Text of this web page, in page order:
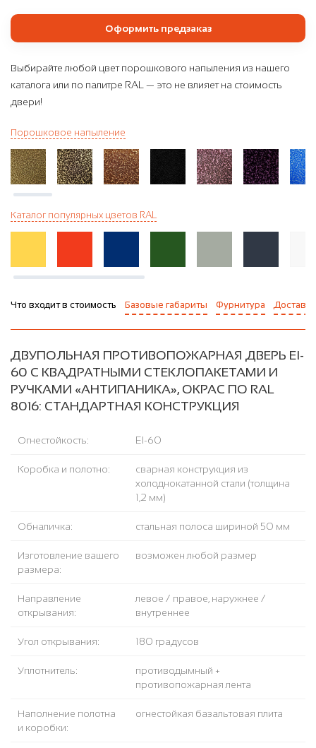
Оформить предзаказ
Выбирайте любой цвет порошкового напыления из нашего
каталога или по палитре RAL — это не влияет на стоимость
двери!
Порошковое напыление
Каталог популярных цветов RAL
Что входит в стоимость Базовые габариты Фурнитура Доставка
ДВУПОЛЬНАЯ ПРОТИВОПОЖАРНАЯ ДВЕРЬ EI-
60 С КВАДРАТНЫМИ СТЕКЛОПАКЕТАМИ И
РУЧКАМИ «АНТИПАНИКА», ОКРАС ПО RAL
8016: СТАНДАРТНАЯ КОНСТРУКЦИЯ
Огнестойкость: EI-60
Коробка и полотно:
сварная конструкция из
холоднокатанной стали (толщина
1,2 мм)
Обналичка: стальная полоса шириной 50 мм
Изготовление вашего
размера:
возможен любой размер
Направление
открывания:
левое / правое, наружнее /
внутреннее
Угол открывания: 180 градусов
Уплотнитель:
противодымный +
противопожарная лента
Наполнение полотна
и коробки:
огнестойкая базальтовая плита